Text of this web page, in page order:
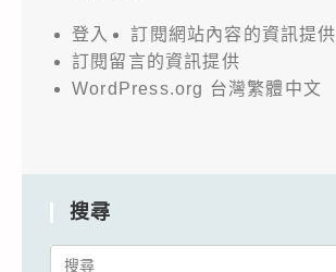
登入
訂閱網站內容的資訊提供
訂閱留言的資訊提供
WordPress.org 台灣繁體中文
搜尋
Search